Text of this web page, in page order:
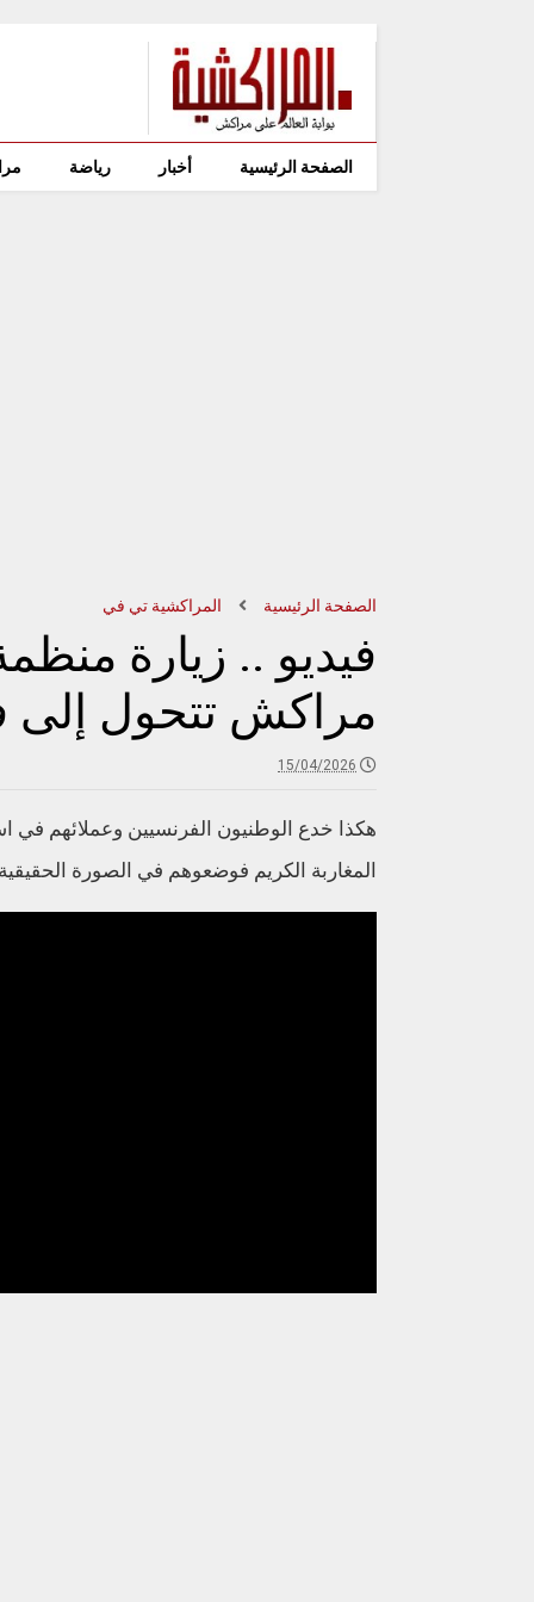
الصفحة الرئيسية أخبار رياضة
الصفحة الرئيسية المراكشية تي في
فيديو .. زيارة
مراكش تتحول
15/04/2026
هكذا خدع الوطنيون الفرنسيين وعملائهم
المغاربة الكريم فوضعوهم في الصورة